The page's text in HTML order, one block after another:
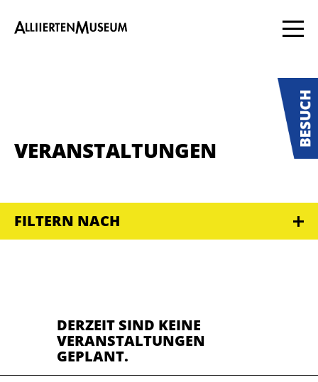
VERANSTALTUNGEN
FILTERN NACH
DERZEIT SIND KEINE
VERANSTALTUNGEN
GEPLANT.